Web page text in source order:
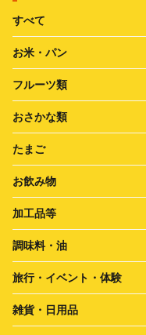
すべて
お米・パン
フルーツ類
おさかな類
たまご
お飲み物
加工品等
調味料・油
旅行・イベント・体験
雑貨・日用品